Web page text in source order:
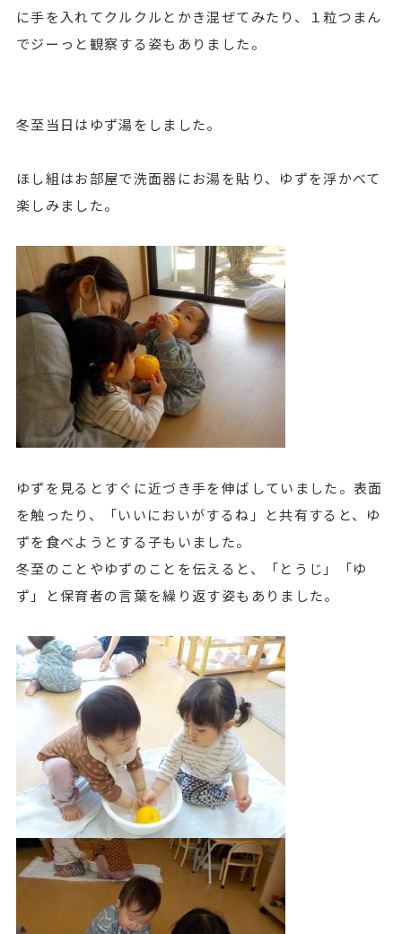
に手を入れてクルクルとかき混ぜてみたり、１粒つまん
でジーっと観察する姿もありました。
冬至当日はゆず湯をしました。
ほし組はお部屋で洗面器にお湯を貼り、ゆずを浮かべて
楽しみました。
ゆずを見るとすぐに近づき手を伸ばしていました。表面
を触ったり、「いいにおいがするね」と共有すると、ゆ
ずを食べようとする子もいました。
冬至のことやゆずのことを伝えると、「とうじ」「ゆ
ず」と保育者の言葉を繰り返す姿もありました。